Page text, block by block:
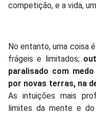
competição, e a vida,
No entanto, uma coisa
frágeis e limitados;
paralisado com
por novas terras, na
As intuições mais
limites da mente e